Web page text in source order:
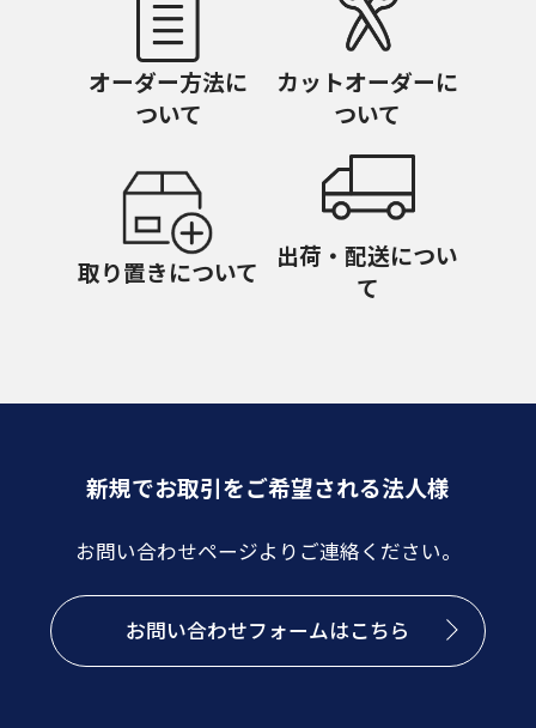
オーダー方法に
ついて
カットオーダーに
ついて
取り置きについて
出荷・配送につい
て
新規でお取引をご希望される法人様
お問い合わせページよりご連絡ください。
お問い合わせフォームはこちら